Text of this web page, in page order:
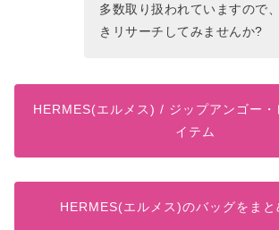
多数取り扱われていますので
きリサーチしてみませんか?
HERMES(エルメス) / ジップアンゴー・
イテム
HERMES(エルメス)のバッグをまと